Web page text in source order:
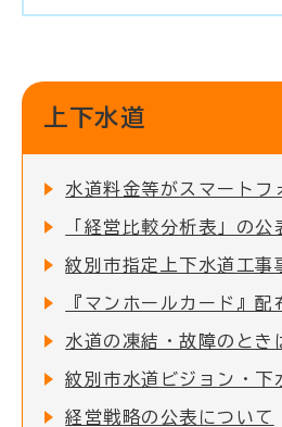
上下水道
「経営比較分析表」の公
紋別市指定上下水道工事
水道の凍結・故障のとき
経営戦略の公表について